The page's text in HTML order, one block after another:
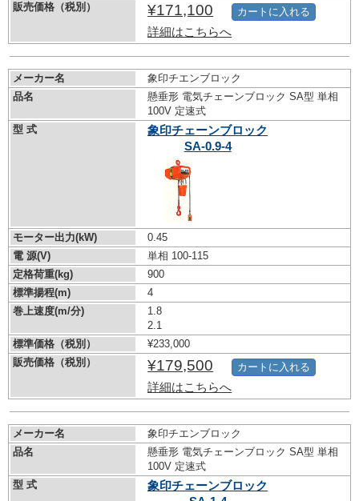
販売価格（税別）
¥171,100
詳細はこちらへ
カートに入れる
メーカー名
象印チエンブロック
品名
懸垂形 電気チェーンブロック SA型 単相
100V 定速式
型 式
象印チェーンブロック
SA-0.9-4
モーター出力(kW)
0.45
電 源(V)
単相 100-115
定格荷重(kg)
900
標準揚程(m)
4
巻上速度(m/分)
1.8
2.1
標準価格（税別）
¥233,000
販売価格（税別）
¥179,500
詳細はこちらへ
カートに入れる
メーカー名
象印チエンブロック
品名
懸垂形 電気チェーンブロック SA型 単相
100V 定速式
型 式
象印チェーンブロック